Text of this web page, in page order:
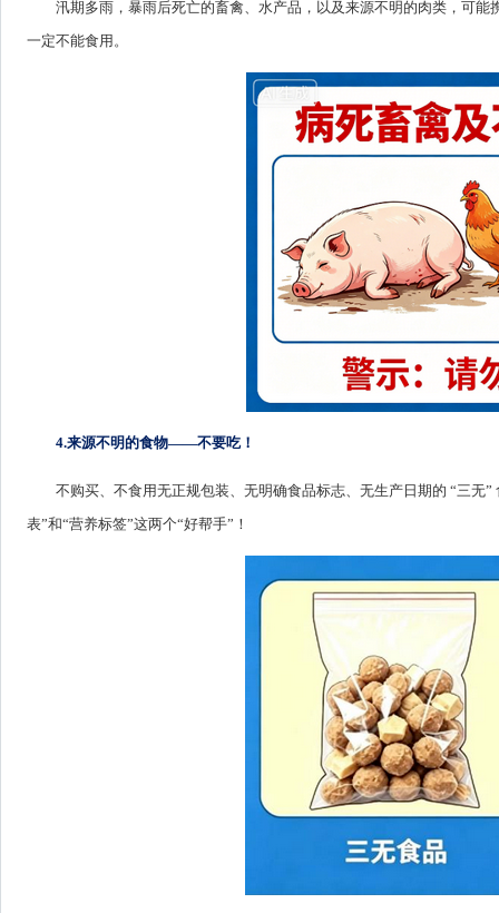
汛期多雨，暴雨后死亡的畜禽、水产品，以及来源不明的肉类，可
一定不能食用。
4.来源不明的食物——不要吃！
不购买、不食用无正规包装、无明确食品标志、无生产日期的 “三无
表”和“营养标签”这两个“好帮手”！